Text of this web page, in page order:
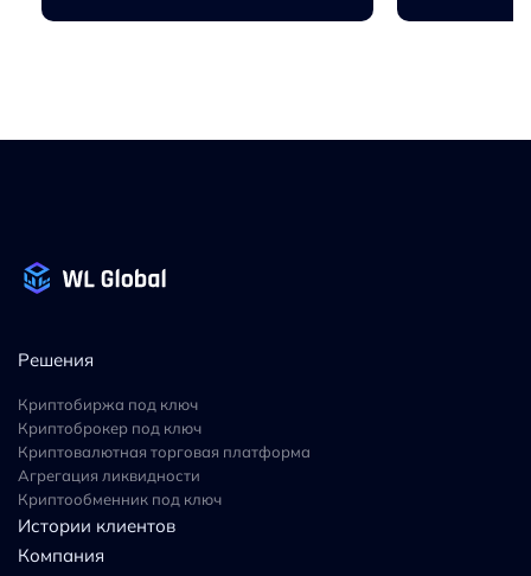
Решения
Криптобиржа под ключ
Криптоброкер под ключ
Криптовалютная торговая платформа
Агрегация ликвидности
Криптообменник под ключ
Истории клиентов
Компания